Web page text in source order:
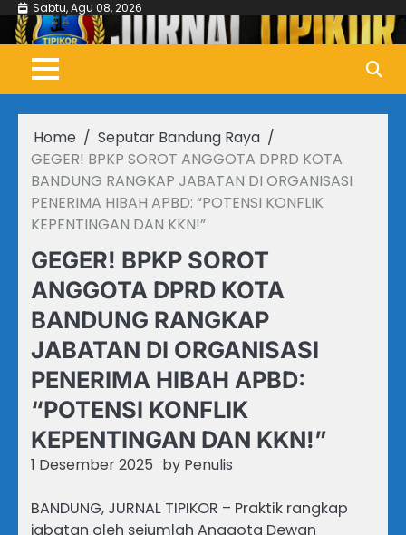
Skip
content
Sabtu, Agu 08, 2026
Home
Seputar Bandung Raya
GEGER! BPKP SOROT ANGGOTA DPRD KOTA
BANDUNG RANGKAP JABATAN DI ORGANISASI
PENERIMA HIBAH APBD: “POTENSI KONFLIK
KEPENTINGAN DAN KKN!”
GEGER! BPKP SOROT
ANGGOTA DPRD KOTA
BANDUNG RANGKAP
JABATAN DI ORGANISASI
PENERIMA HIBAH APBD:
“POTENSI KONFLIK
KEPENTINGAN DAN KKN!”
1 Desember 2025 by Penulis
BANDUNG, JURNAL TIPIKOR – Praktik rangkap
jabatan oleh sejumlah Anggota Dewan